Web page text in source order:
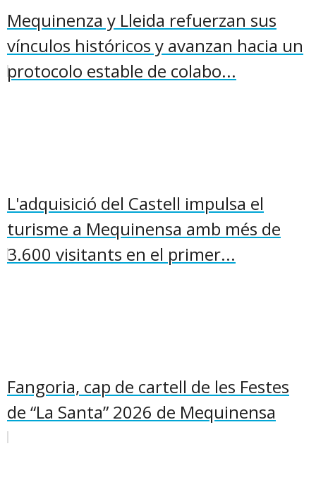
Mequinenza y Lleida refuerzan sus
vínculos históricos y avanzan hacia un
protocolo estable de colabo...
L'adquisició del Castell impulsa el
turisme a Mequinensa amb més de
3.600 visitants en el primer...
Fangoria, cap de cartell de les Festes
de “La Santa” 2026 de Mequinensa